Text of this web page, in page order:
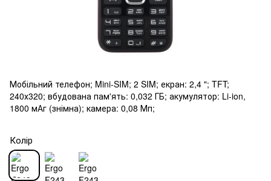
Мобільний телефон; Mini-SIM; 2 SIM; екран: 2,4 "; TFT;
240х320; вбудована пам'ять: 0,032 ГБ; акумулятор: Li-ion,
1800 мАг (знімна); камера: 0,08 Мп;
Колір